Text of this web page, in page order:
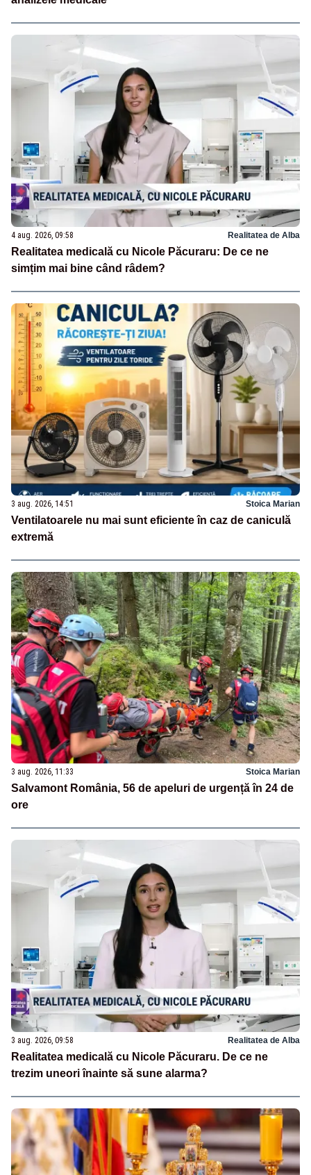
4 aug. 2026, 09:58 Realitatea de Alba
Realitatea medicală cu Nicole Păcuraru: De ce ne
simțim mai bine când râdem?
3 aug. 2026, 14:51 Stoica Marian
Ventilatoarele nu mai sunt eficiente în caz de caniculă
extremă
3 aug. 2026, 11:33 Stoica Marian
Salvamont România, 56 de apeluri de urgență în 24 de
ore
3 aug. 2026, 09:58 Realitatea de Alba
Realitatea medicală cu Nicole Păcuraru. De ce ne
trezim uneori înainte să sune alarma?